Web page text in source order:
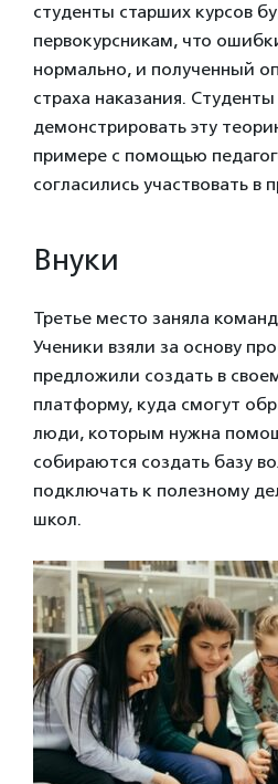
студенты старших курсов
первокурсникам, что
нормально, и полученный
страха наказания.
демонстрировать эту
примере с помощью
согласились участвовать в
Внуки
Третье место заняла
Ученики взяли за основу
предложили создать в
платформу, куда смогут
люди, которым нужна
собираются создать базу
подключать к полезному
школ.